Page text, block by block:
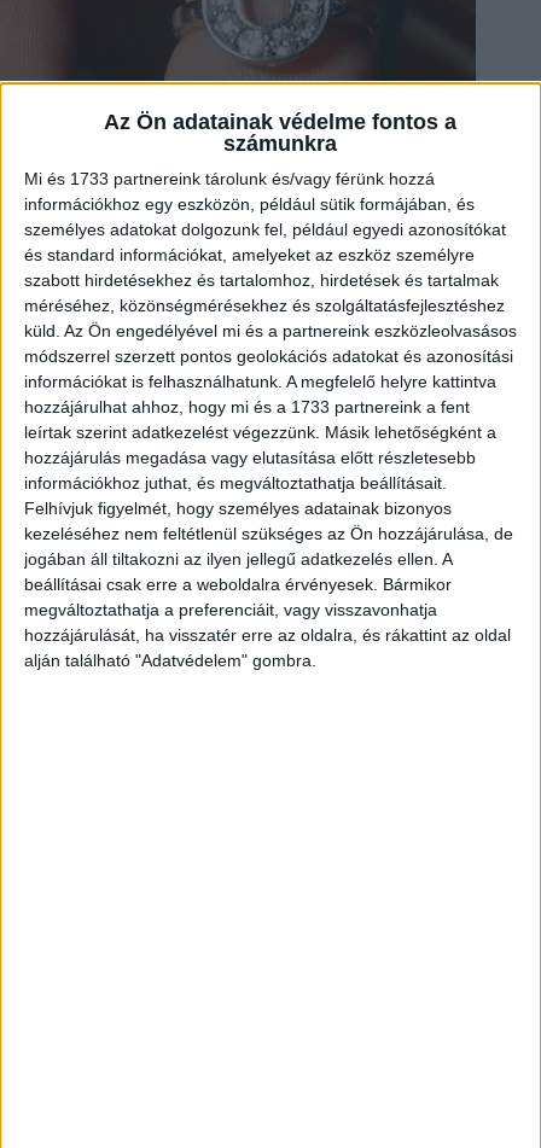
Az Ön adatainak védelme fontos a
számunkra
Mi és 1733 partnereink tárolunk és/vagy férünk hozzá
információkhoz egy eszközön, például sütik formájában, és
személyes adatokat dolgozunk fel, például egyedi azonosítókat
és standard információkat, amelyeket az eszköz személyre
szabott hirdetésekhez és tartalomhoz, hirdetések és tartalmak
méréséhez, közönségmérésekhez és szolgáltatásfejlesztéshez
küld. Az Ön engedélyével mi és a partnereink eszközleolvasásos
módszerrel szerzett pontos geolokációs adatokat és azonosítási
információkat is felhasználhatunk. A megfelelő helyre kattintva
hozzájárulhat ahhoz, hogy mi és a 1733 partnereink a fent
leírtak szerint adatkezelést végezzünk. Másik lehetőségként a
hozzájárulás megadása vagy elutasítása előtt részletesebb
információkhoz juthat, és megváltoztathatja beállításait.
Felhívjuk figyelmét, hogy személyes adatainak bizonyos
kezeléséhez nem feltétlenül szükséges az Ön hozzájárulása, de
jogában áll tiltakozni az ilyen jellegű adatkezelés ellen. A
beállításai csak erre a weboldalra érvényesek. Bármikor
megváltoztathatja a preferenciáit, vagy visszavonhatja
hozzájárulását, ha visszatér erre az oldalra, és rákattint az oldal
alján található "Adatvédelem" gombra.
3. “Már ennek az Eames széknek a replikája 1200 dollárba
kerül. Szép lelet.”